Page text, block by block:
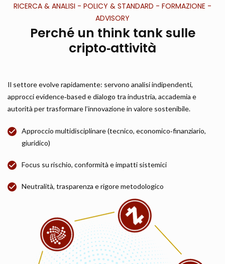
RICERCA & ANALISI - POLICY & STANDARD - FORMAZIONE -
ADVISORY
Perché un think tank sulle
cripto‑attività
Il settore evolve rapidamente: servono analisi indipendenti,
approcci evidence‑based e dialogo tra industria, accademia e
autorità per trasformare l’innovazione in valore sostenibile.
Approccio multidisciplinare (tecnico, economico‑finanziario,
giuridico)
Focus su rischio, conformità e impatti sistemici
Neutralità, trasparenza e rigore metodologico